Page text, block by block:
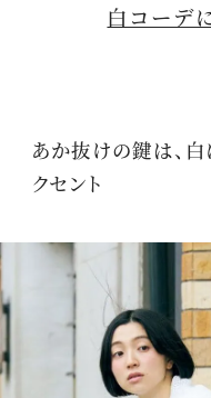
白コーデ
あか抜けの鍵は、
クセント